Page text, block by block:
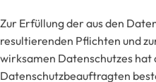
Zur Erfüllung der aus den
resultierenden Pflichten und
wirksamen Datenschutzes
Datenschutzbeauftragten